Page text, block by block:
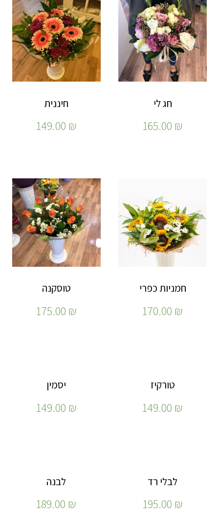
חג לי
165.00 ₪
חיננית
149.00 ₪
חמניות כפרי
170.00 ₪
טוסקנה
175.00 ₪
טורקיז
149.00 ₪
יסמין
149.00 ₪
לבלי רד
195.00 ₪
לבנה
189.00 ₪